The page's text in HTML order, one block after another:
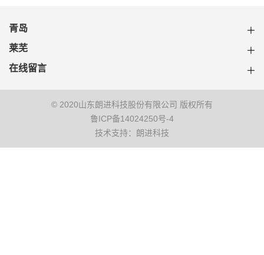
青岛
莱芜
在线留言
© 2020山东朗进科技股份有限公司 版权所有
鲁ICP备14024250号-4
技术支持：朗进科技